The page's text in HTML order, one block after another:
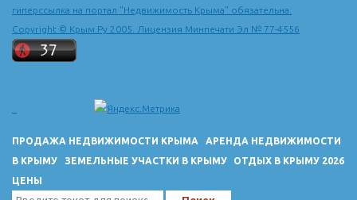
гиперссылка на портал "Недвижимость Крыма" обязательна.
Copyright © Крым.Ру 2005. Лицензия Минпечати Эл № 77-4556
ПРОДАЖА НЕДВИЖИМОСТИ КРЫМА
АРЕНДА НЕДВИЖИМОСТИ
В КРЫМУ
ЗЕМЕЛЬНЫЕ УЧАСТКИ В КРЫМУ
ОТДЫХ В КРЫМУ 2026
ЦЕНЫ